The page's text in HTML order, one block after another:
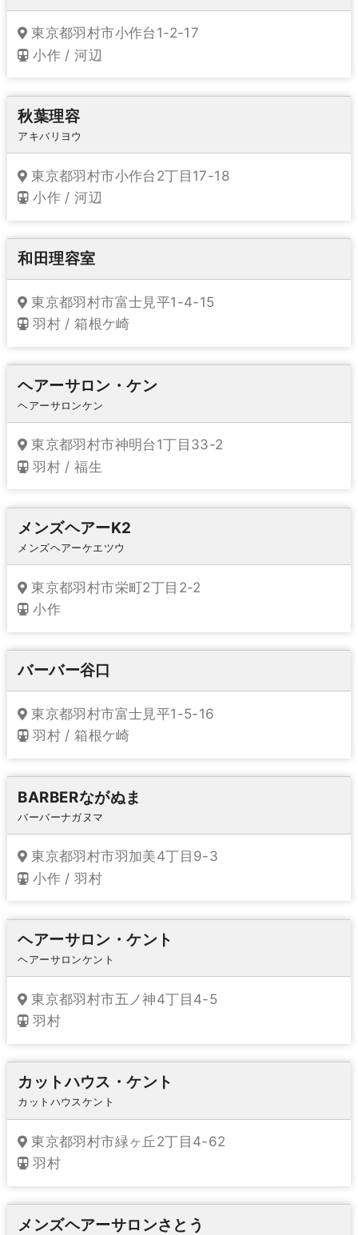
東京都羽村市小作台1-2-17
小作 / 河辺
秋葉理容
アキバリヨウ
東京都羽村市小作台2丁目17-18
小作 / 河辺
和田理容室
東京都羽村市富士見平1-4-15
羽村 / 箱根ケ崎
ヘアーサロン・ケン
ヘアーサロンケン
東京都羽村市神明台1丁目33-2
羽村 / 福生
メンズヘアーK2
メンズヘアーケエツウ
東京都羽村市栄町2丁目2-2
小作
バーバー谷口
東京都羽村市富士見平1-5-16
羽村 / 箱根ケ崎
BARBERながぬま
バーバーナガヌマ
東京都羽村市羽加美4丁目9-3
小作 / 羽村
ヘアーサロン・ケント
ヘアーサロンケント
東京都羽村市五ノ神4丁目4-5
羽村
カットハウス・ケント
カットハウスケント
東京都羽村市緑ヶ丘2丁目4-62
羽村
メンズヘアーサロンさとう